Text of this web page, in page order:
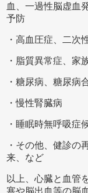
血、一過性脳虚血
予防
・高血圧症、二次
・脂質異常症、家
・糖尿病、糖尿病
・慢性腎臓病
・睡眠時無呼吸症
・その他、健診の
来、など
以上、心臓と血管